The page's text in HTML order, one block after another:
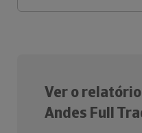
Ver o
Andes Full